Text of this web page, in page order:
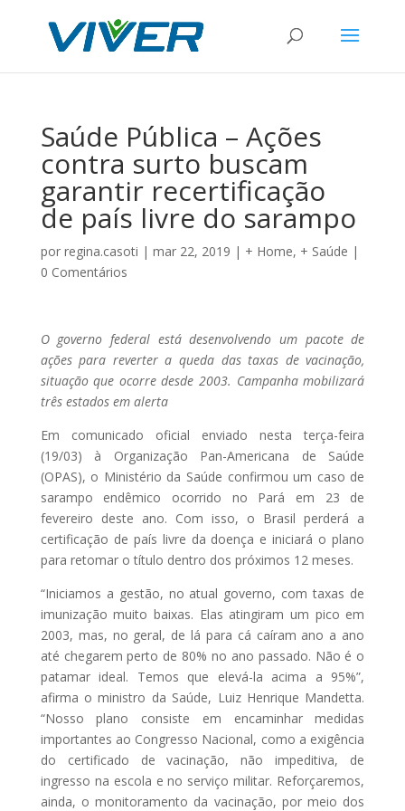
Saúde Pública – Ações
contra surto buscam
garantir recertificação
de país livre do sarampo
por regina.casoti | mar 22, 2019 | + Home, + Saúde |
0 Comentários
O governo federal está desenvolvendo um pacote de
ações para reverter a queda das taxas de vacinação,
situação que ocorre desde 2003. Campanha mobilizará
três estados em alerta
Em comunicado oficial enviado nesta terça-feira
(19/03) à Organização Pan-Americana de Saúde
(OPAS), o Ministério da Saúde confirmou um caso de
sarampo endêmico ocorrido no Pará em 23 de
fevereiro deste ano. Com isso, o Brasil perderá a
certificação de país livre da doença e iniciará o plano
para retomar o título dentro dos próximos 12 meses.
“Iniciamos a gestão, no atual governo, com taxas de
imunização muito baixas. Elas atingiram um pico em
2003, mas, no geral, de lá para cá caíram ano a ano
até chegarem perto de 80% no ano passado. Não é o
patamar ideal. Temos que elevá-la acima a 95%”,
afirma o ministro da Saúde, Luiz Henrique Mandetta.
“Nosso plano consiste em encaminhar medidas
importantes ao Congresso Nacional, como a exigência
do certificado de vacinação, não impeditiva, de
ingresso na escola e no serviço militar. Reforçaremos,
ainda, o monitoramento da vacinação, por meio dos